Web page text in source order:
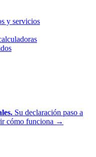
y servicios
Su declaración paso a
cómo funciona →